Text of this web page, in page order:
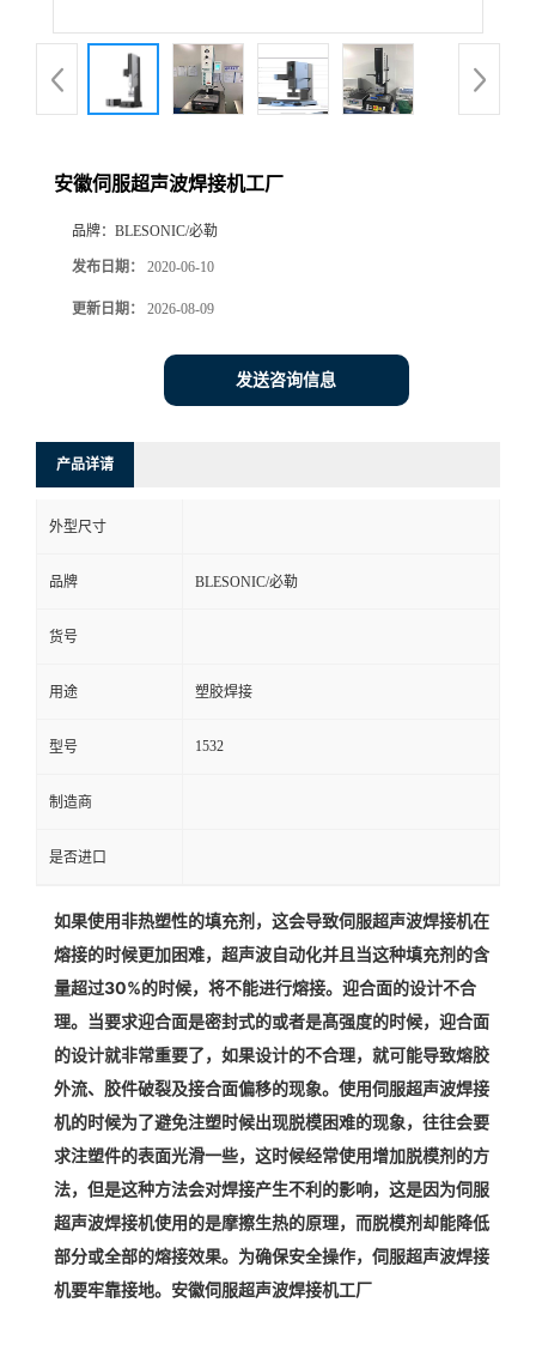
安徽伺服超声波焊接机工厂
品牌： BLESONIC/必勒
发布日期： 2020-06-10
更新日期： 2026-08-09
发送咨询信息
产品详请
外型尺寸
品牌 BLESONIC/必勒
货号
用途 塑胶焊接
型号 1532
制造商
是否进口
如果使用非热塑性的填充剂，这会导致伺服超声波焊接机在
熔接的时候更加困难，超声波自动化并且当这种填充剂的含
量超过30%的时候，将不能进行熔接。迎合面的设计不合
理。当要求迎合面是密封式的或者是髙强度的时候，迎合面
的设计就非常重要了，如果设计的不合理，就可能导致熔胶
外流、胶件破裂及接合面偏移的现象。使用伺服超声波焊接
机的时候为了避免注塑时候出现脱模困难的现象，往往会要
求注塑件的表面光滑一些，这时候经常使用增加脱模剂的方
法，但是这种方法会对焊接产生不利的影响，这是因为伺服
超声波焊接机使用的是摩擦生热的原理，而脱模剂却能降低
部分或全部的熔接效果。为确保安全操作，伺服超声波焊接
机要牢靠接地。安徽伺服超声波焊接机工厂